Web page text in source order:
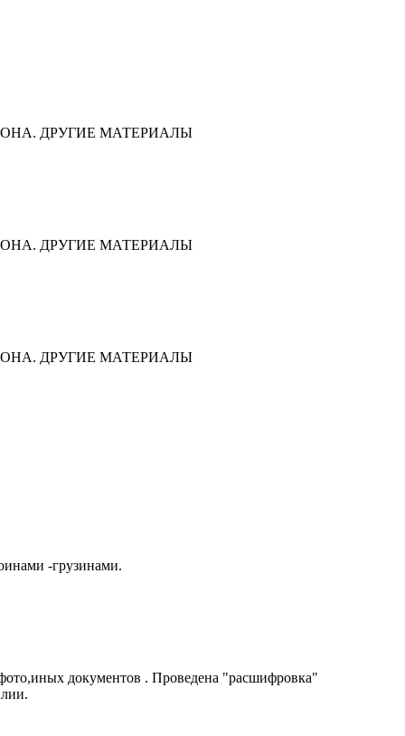
ДРУГИЕ МАТЕРИАЛЫ
ДРУГИЕ МАТЕРИАЛЫ
ДРУГИЕ МАТЕРИАЛЫ
-грузинами.
документов . Проведена "расшифровка"